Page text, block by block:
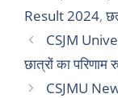
Result 2024,
CSJM
छात्रों का परिणाम
CSJMU